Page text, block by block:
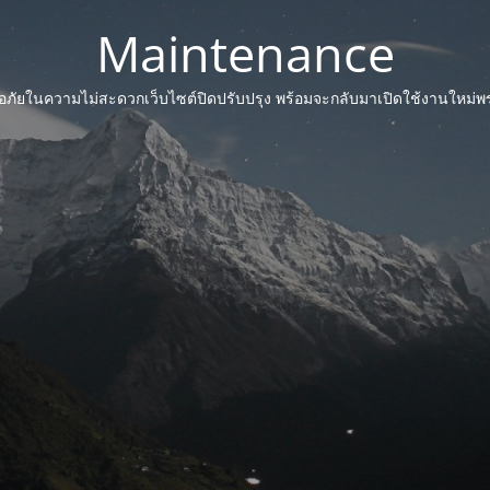
Maintenance
ภัยในความไม่สะดวกเว็บไซต์ปิดปรับปรุง พร้อมจะกลับมาเปิดใช้งานใหม่พ